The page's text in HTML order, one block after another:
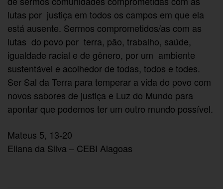
lutas por justiça em todos os campos em que ela
está ausente. Sermos comprometidos/as com as
lutas do povo por terra, pão, trabalho, saúde,
igualdade racial e de gênero, por um ambiente
sustentável e acolhedor de todas, todos e todes.
Ser Sal da Terra para temperar a vida do povo com
novos sabores de justiça e Luz do Mundo para
apontar que podemos ter um outro mundo possível.
Mateus 5, 13-20
Eliana da Silva – CEBI Alagoas